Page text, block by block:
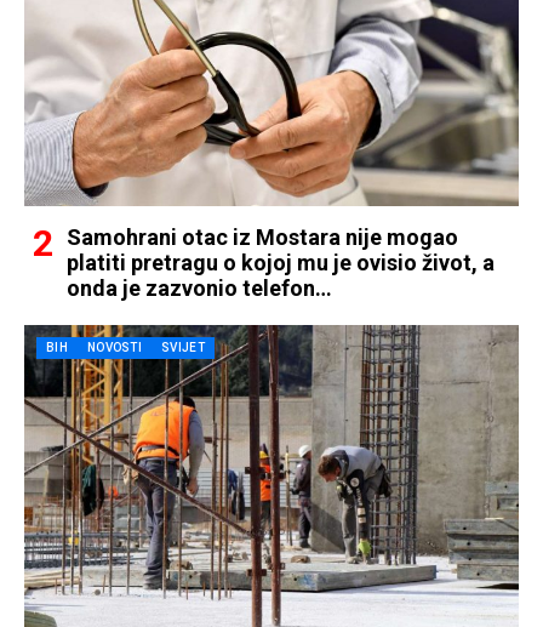
Samohrani otac iz Mostara nije mogao
platiti pretragu o kojoj mu je ovisio život, a
onda je zazvonio telefon…
BIH NOVOSTI SVIJET